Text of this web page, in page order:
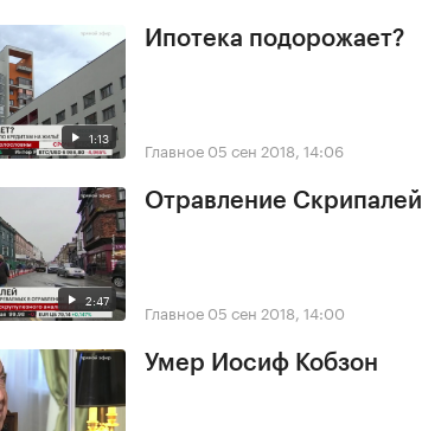
1:13
Ипотека подорожает?
Главное 05 сен 2018, 14:06
2:47
Отравление Скрипалей
Главное 05 сен 2018, 14:00
Умер Иосиф Кобзон